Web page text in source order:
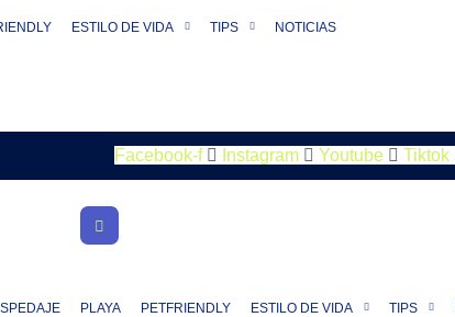
ESTILO DE VIDA TIPS NOTICIAS
Facebook-f Instagram Youtube Tiktok
PLAYA PETFRIENDLY ESTILO DE VIDA TIPS